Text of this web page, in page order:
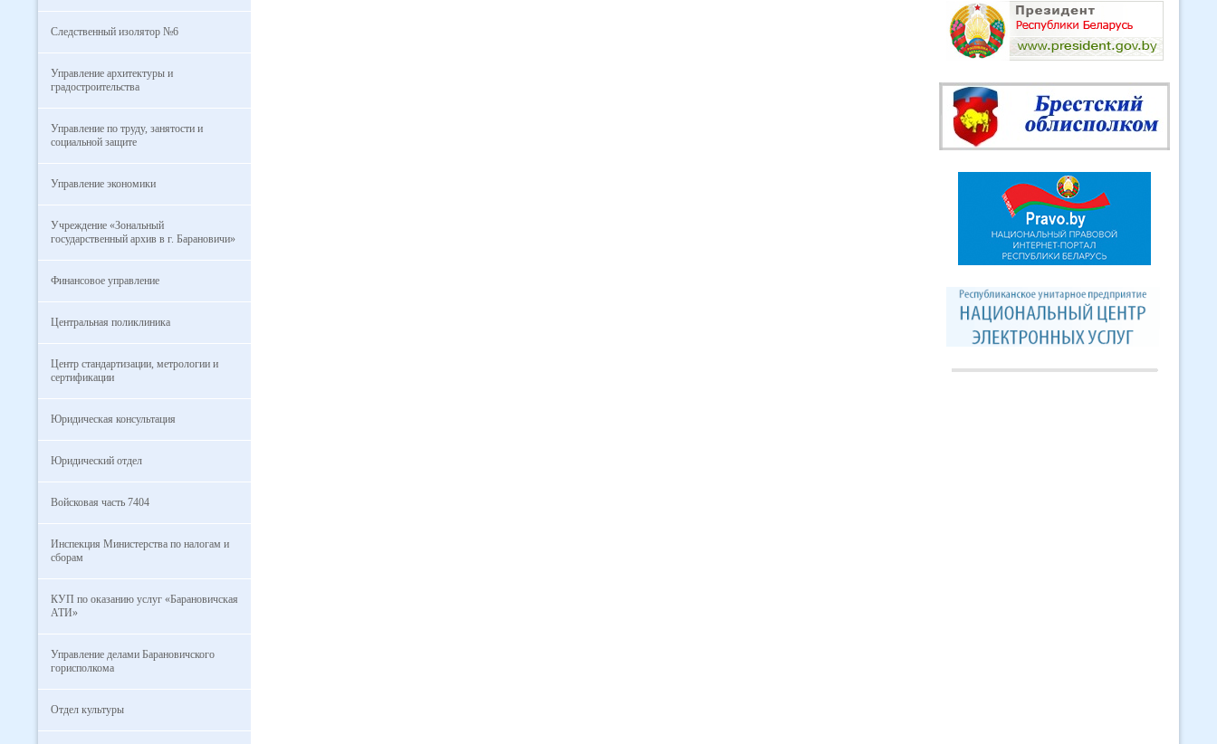
Следственный изолятор №6
Управление архитектуры и
градостроительства
Управление по труду, занятости и
социальной защите
Управление экономики
Учреждение «Зональный
государственный архив в г. Барановичи»
Финансовое управление
Центральная поликлиника
Центр стандартизации, метрологии и
сертификации
Юридическая консультация
Юридический отдел
Войсковая часть 7404
Инспекция Министерства по налогам и
сборам
КУП по оказанию услуг «Барановичская
АТИ»
Управление делами Барановичского
горисполкома
Отдел культуры